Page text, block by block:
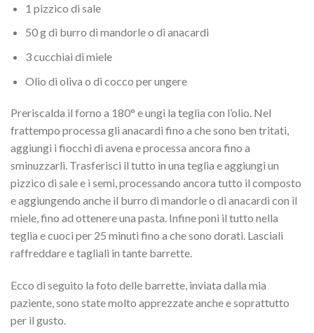
1 pizzico di sale
50 g di burro di mandorle o di anacardi
3 cucchiai di miele
Olio di oliva o di cocco per ungere
Preriscalda il forno a 180° e ungi la teglia con l’olio. Nel
frattempo processa gli anacardi fino a che sono ben tritati,
aggiungi i fiocchi di avena e processa ancora fino a
sminuzzarli. Trasferisci il tutto in una teglia e aggiungi un
pizzico di sale e i semi, processando ancora tutto il composto
e aggiungendo anche il burro di mandorle o di anacardi con il
miele, fino ad ottenere una pasta. Infine poni il tutto nella
teglia e cuoci per 25 minuti fino a che sono dorati. Lasciali
raffreddare e tagliali in tante barrette.
Ecco di seguito la foto delle barrette, inviata dalla mia
paziente, sono state molto apprezzate anche e soprattutto
per il gusto.